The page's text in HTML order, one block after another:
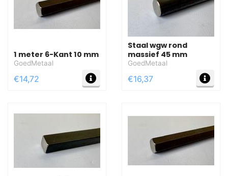
1 meter 6-Kant 10 mm
GoedMetaal
€14,72 MEER INFO
Staal wgw rond
massief 45 mm
GoedMetaal
€16,37